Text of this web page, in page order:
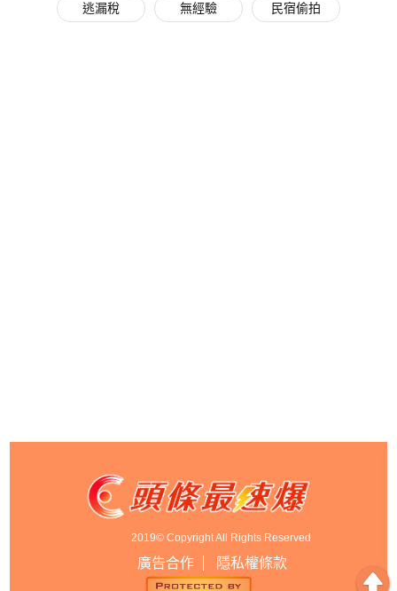
逃漏稅 無經驗 民宿偷拍
2019© Copyright All Rights Reserved
廣告合作 隱私權條款